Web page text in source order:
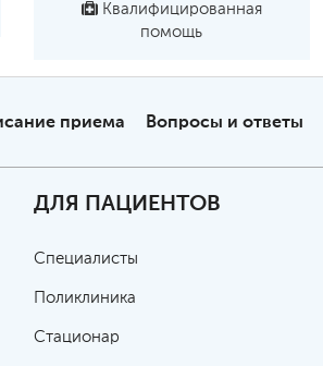
Квалифицированная
помощь
приема Вопросы и ответы
ДЛЯ ПАЦИЕНТОВ
Специалисты
Поликлиника
Стационар